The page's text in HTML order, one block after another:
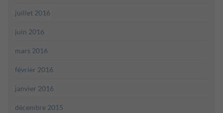
juillet 2016
juin 2016
mars 2016
février 2016
janvier 2016
décembre 2015